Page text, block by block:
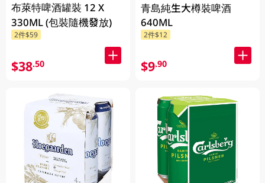
布萊特啤酒罐裝 12 X
330ML (包裝隨機發放)
2件$59
$38.50
青島純生大樽裝啤酒
640ML
2件$12
$9.90